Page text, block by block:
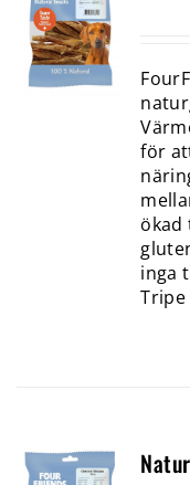
för
ökad
inga
Tripe